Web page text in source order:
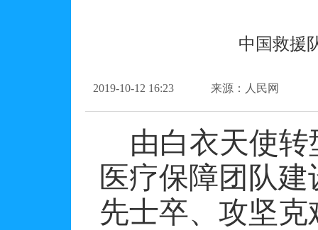
中国救援
2019-10-12 16:23 来源：人民网
由白衣天使
医疗保障团队
先士卒、攻坚